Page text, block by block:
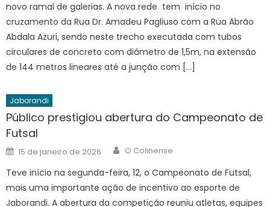
novo ramal de galerias. A nova rede tem início no
cruzamento da Rua Dr. Amadeu Pagliuso com a Rua Abrão
Abdala Azuri, sendo neste trecho executada com tubos
circulares de concreto com diâmetro de 1,5m, na extensão
de 144 metros lineares até a junção com […]
Jaborandi
Público prestigiou abertura do Campeonato de
Futsal
Posted
on
15 de janeiro de 2026 Author
O Colinense
Teve início na segunda-feira, 12, o Campeonato de Futsal,
mais uma importante ação de incentivo ao esporte de
Jaborandi. A abertura da competição reuniu atletas, equipes